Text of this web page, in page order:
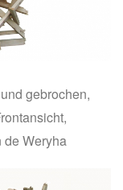
gebrochen,
de Weryha